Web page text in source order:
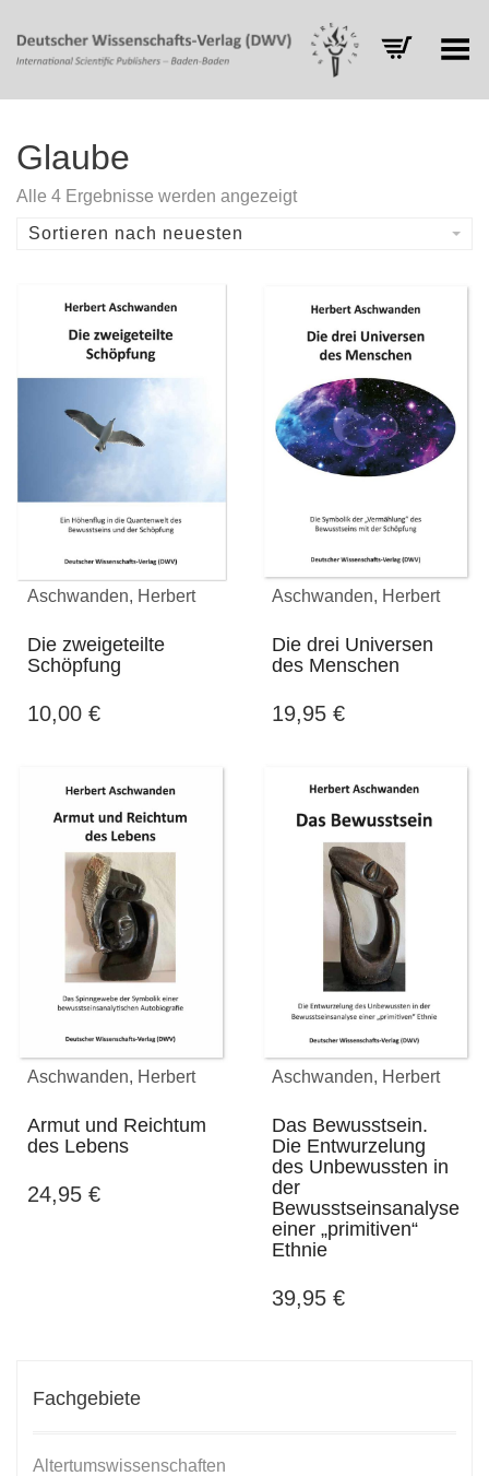
Toggle Menu
Glaube
Alle 4 Ergebnisse werden angezeigtNach
Sortieren nach neuesten
Aschwanden, Herbert
Die zweigeteilte
Schöpfung
10,00 €
Aschwanden, Herbert
Die drei Universen
des Menschen
19,95 €
Aschwanden, Herbert
Armut und Reichtum
des Lebens
24,95 €
Aschwanden, Herbert
Das Bewusstsein.
Die Entwurzelung
des Unbewussten in
der
Bewusstseinsanalyse
einer „primitiven“
Ethnie
39,95 €
Fachgebiete
Altertumswissenschaften